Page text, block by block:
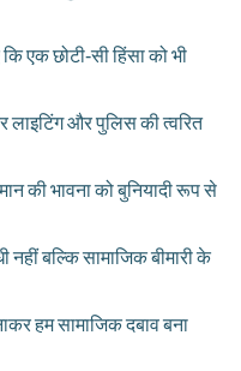
एक छोटी‑सी हिंसा को भी
लाइटिंग और पुलिस की त्वरित
की भावना को बुनियादी रूप से
बल्कि सामाजिक बीमारी के
हम सामाजिक दबाव बना